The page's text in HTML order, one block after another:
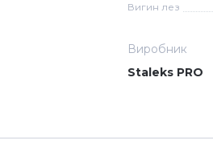
Вигин лез
Виробник
Staleks PRO